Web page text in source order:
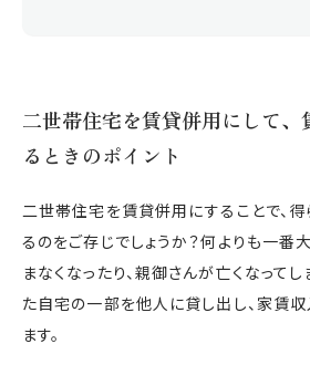
二世帯住宅を賃貸併用にして、
るときのポイント
二世帯住宅を賃貸併用にすることで、得
るのをご存じでしょうか？何よりも一番
まなくなったり、親御さんが亡くなって
た自宅の一部を他人に貸し出し、家賃
ます。